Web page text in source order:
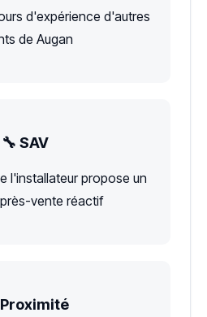
d'expérience d'autres
de Augan
🔧 SAV
l'installateur propose un
vente réactif
Proximité